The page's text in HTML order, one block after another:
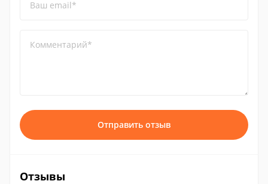
Ваш email*
Комментарий*
Отправить отзыв
Отзывы